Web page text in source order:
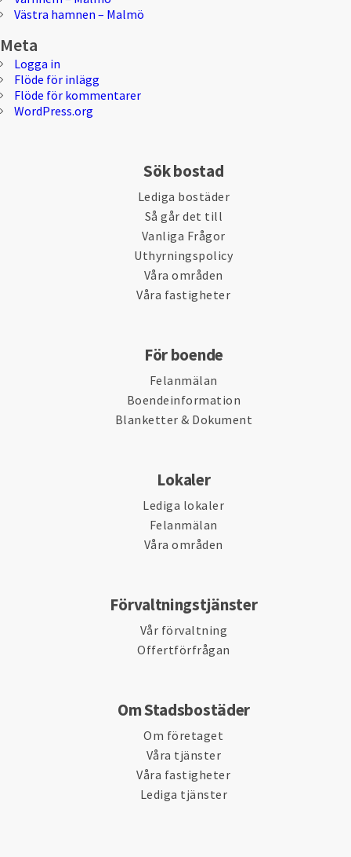
Västra hamnen – Malmö
Meta
Logga in
Flöde för inlägg
Flöde för kommentarer
WordPress.org
Sök bostad
Lediga bostäder
Så går det till
Vanliga Frågor
Uthyrningspolicy
Våra områden
Våra fastigheter
För boende
Felanmälan
Boendeinformation
Blanketter & Dokument
Lokaler
Lediga lokaler
Felanmälan
Våra områden
Förvaltningstjänster
Vår förvaltning
Offertförfrågan
Om Stadsbostäder
Om företaget
Våra tjänster
Våra fastigheter
Lediga tjänster